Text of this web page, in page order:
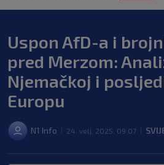
Uspon AfD-a i
pred Merzom:
Njemačkoj i
Europu
N1 Info 24. velj. 2025. 09:07